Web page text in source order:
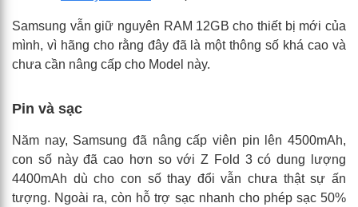
Samsung vẫn giữ nguyên RAM 12GB cho thiết bị mới của
mình, vì hãng cho rằng đây đã là một thông số khá cao và
chưa cần nâng cấp cho Model này.
Pin và sạc
Năm nay, Samsung đã nâng cấp viên pin lên 4500mAh,
con số này đã cao hơn so với Z Fold 3 có dung lượng
4400mAh dù cho con số thay đổi vẫn chưa thật sự ấn
tượng. Ngoài ra, còn hỗ trợ sạc nhanh cho phép sạc 50%